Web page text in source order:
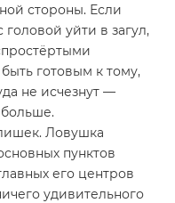
стороны. Если
уйти в загул,
готовым к тому,
не исчезнут —
Ловушка
пунктов
его центров
удивительного